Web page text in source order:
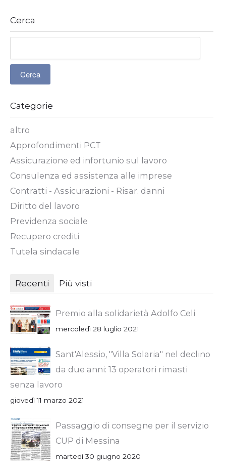
Cerca
Categorie
altro
Approfondimenti PCT
Assicurazione ed infortunio sul lavoro
Consulenza ed assistenza alle imprese
Contratti - Assicurazioni - Risar. danni
Diritto del lavoro
Previdenza sociale
Recupero crediti
Tutela sindacale
Recenti Più visti
Premio alla solidarietà Adolfo Celi
mercoledì 28 luglio 2021
Sant'Alessio, "Villa Solaria" nel declino
da due anni: 13 operatori rimasti
senza lavoro
giovedì 11 marzo 2021
Passaggio di consegne per il servizio
CUP di Messina
martedì 30 giugno 2020